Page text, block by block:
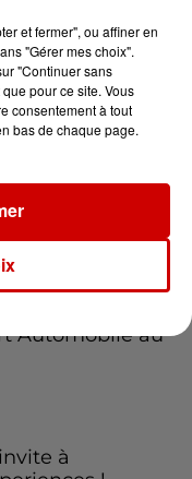
Voir plus
Arthur 2026 !
Automobile au
à
et fermer", ou affiner en
"Gérer mes choix".
"Continuer sans
pour ce site. Vous
consentement à tout
bas de chaque page.